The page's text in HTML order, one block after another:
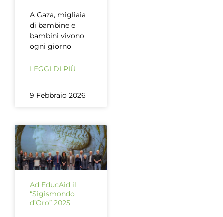
A Gaza, migliaia
di bambine e
bambini vivono
ogni giorno
LEGGI DI PIÙ
9 Febbraio 2026
Ad EducAid il
“Sigismondo
d’Oro” 2025